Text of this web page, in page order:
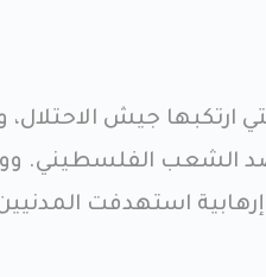
ارتكبها جيش الاحتلال،
الشعب الفلسطيني.
إرهابية استهدفت